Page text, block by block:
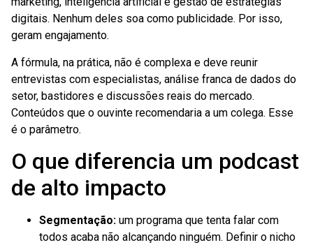
digitais. Nenhum deles soa como publicidade. Por isso,
geram engajamento.
A fórmula, na prática, não é complexa e deve reunir
entrevistas com especialistas, análise franca de dados do
setor, bastidores e discussões reais do mercado.
Conteúdos que o ouvinte recomendaria a um colega. Esse
é o parâmetro.
O que diferencia um podcast
de alto impacto
Segmentação: um programa que tenta falar com
todos acaba não alcançando ninguém. Definir o nicho